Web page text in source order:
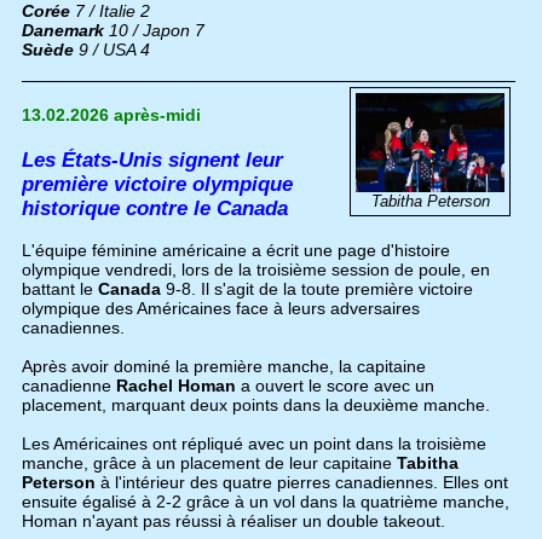
Corée 7 / Italie 2
Danemark 10 / Japon 7
Suède 9 / USA 4
Tabitha Peterson
13.02.2026 après-midi
Les États-Unis signent leur
première victoire olympique
historique contre le Canada
L'équipe féminine américaine a écrit une page d'histoire
olympique vendredi, lors de la troisième session de poule, en
battant le Canada9-8. Il s'agit de la toute première victoire
olympique des Américaines face à leurs adversaires
canadiennes.
Après avoir dominé la première manche, la capitaine
canadienne Rachel Homan a ouvert le score avec un
placement, marquant deux points dans la deuxième manche.
Les Américaines ont répliqué avec un point dans la troisième
manche, grâce à un placement de leur capitaine Tabitha
Peterson à l'intérieur des quatre pierres canadiennes. Elles ont
ensuite égalisé à 2-2 grâce à un vol dans la quatrième manche,
Homan n'ayant pas réussi à réaliser un double takeout.